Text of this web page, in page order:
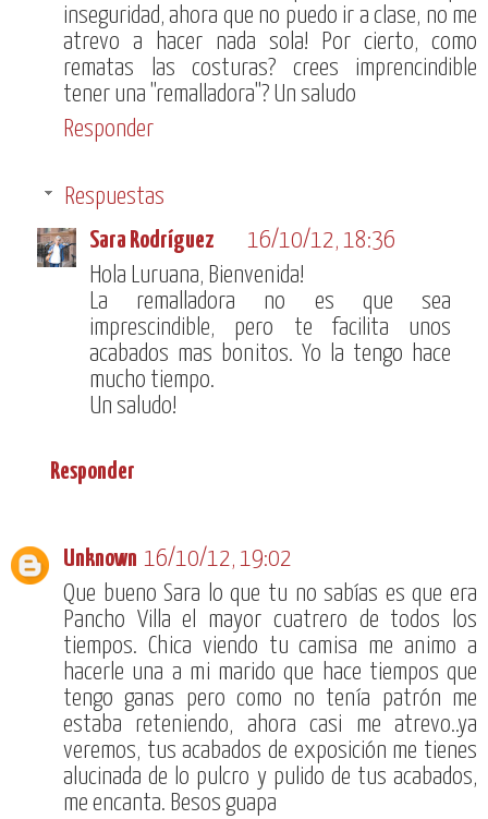
inseguridad, ahora que no puedo ir a clase, no me
atrevo a hacer nada sola! Por cierto, como
rematas las costuras? crees imprencindible
tener una "remalladora"? Un saludo
Responder
Respuestas
Sara Rodríguez
16/10/12, 18:36
Hola Luruana, Bienvenida!
La remalladora no es que sea
imprescindible, pero te facilita unos
acabados mas bonitos. Yo la tengo hace
mucho tiempo.
Un saludo!
Responder
Unknown 16/10/12, 19:02
Que bueno Sara lo que tu no sabías es que era
Pancho Villa el mayor cuatrero de todos los
tiempos. Chica viendo tu camisa me animo a
hacerle una a mi marido que hace tiempos que
tengo ganas pero como no tenía patrón me
estaba reteniendo, ahora casi me atrevo..ya
veremos, tus acabados de exposición me tienes
alucinada de lo pulcro y pulido de tus acabados,
me encanta. Besos guapa